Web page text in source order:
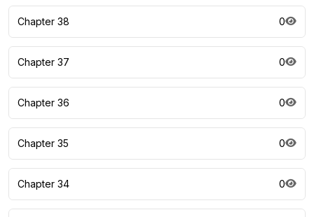
Chapter 38 0
Chapter 37 0
Chapter 36 0
Chapter 35 0
Chapter 34 0